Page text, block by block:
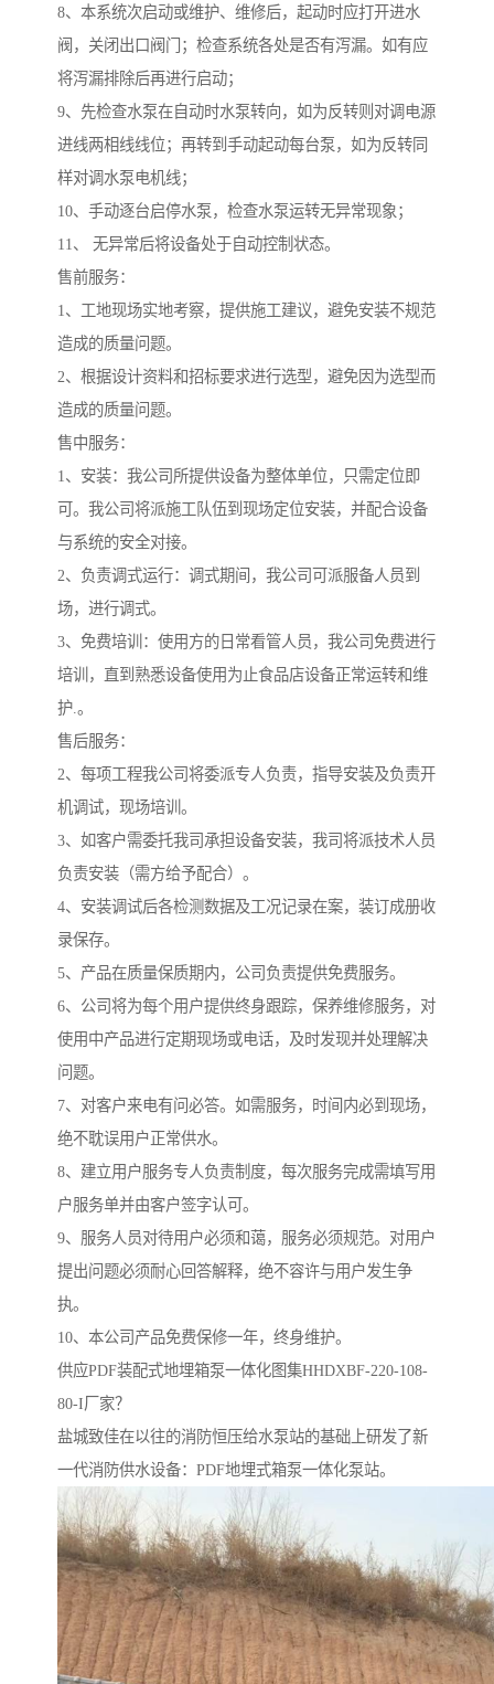
8、本系统次启动或维护、维修后，起动时应打开进水
阀，关闭出口阀门；检查系统各处是否有泻漏。如有应
将泻漏排除后再进行启动；
9、先检查水泵在自动时水泵转向，如为反转则对调电源
进线两相线线位；再转到手动起动每台泵，如为反转同
样对调水泵电机线；
10、手动逐台启停水泵，检查水泵运转无异常现象；
11、 无异常后将设备处于自动控制状态。
售前服务：
1、工地现场实地考察，提供施工建议，避免安装不规范
造成的质量问题。
2、根据设计资料和招标要求进行选型，避免因为选型而
造成的质量问题。
售中服务：
1、安装：我公司所提供设备为整体单位，只需定位即
可。我公司将派施工队伍到现场定位安装，并配合设备
与系统的安全对接。
2、负责调式运行：调式期间，我公司可派服备人员到
场，进行调式。
3、免费培训：使用方的日常看管人员，我公司免费进行
培训，直到熟悉设备使用为止食品店设备正常运转和维
护.。
售后服务：
2、每项工程我公司将委派专人负责，指导安装及负责开
机调试，现场培训。
3、如客户需委托我司承担设备安装，我司将派技术人员
负责安装（需方给予配合）。
4、安装调试后各检测数据及工况记录在案，装订成册收
录保存。
5、产品在质量保质期内，公司负责提供免费服务。
6、公司将为每个用户提供终身跟踪，保养维修服务，对
使用中产品进行定期现场或电话，及时发现并处理解决
问题。
7、对客户来电有问必答。如需服务，时间内必到现场，
绝不耽误用户正常供水。
8、建立用户服务专人负责制度，每次服务完成需填写用
户服务单并由客户签字认可。
9、服务人员对待用户必须和蔼，服务必须规范。对用户
提出问题必须耐心回答解释，绝不容许与用户发生争
执。
10、本公司产品免费保修一年，终身维护。
供应PDF装配式地埋箱泵一体化图集HHDXBF-220-108-
80-I厂家？
盐城致佳在以往的消防恒压给水泵站的基础上研发了新
一代消防供水设备：PDF地埋式箱泵一体化泵站。